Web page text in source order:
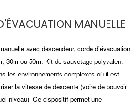
MANUELLE
avec descendeur, corde d'évacuation
30m ou 50m. Kit de sauvetage polyvalent
les environnements complexes où il est
la vitesse de descente (voire de pouvoir
niveau). Ce dispositif permet une